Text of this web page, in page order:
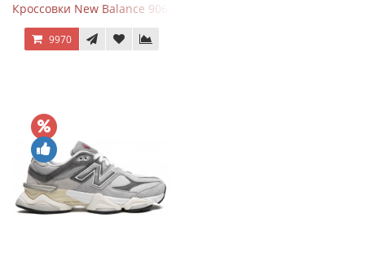
Кроссовки New Balance 9060 Mushroom
9970